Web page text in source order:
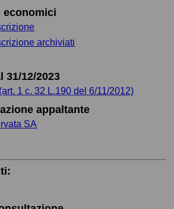
economici
archiviati
31/12/2023
1 c. 32 L.190 del 6/11/2012)
appaltante
SA